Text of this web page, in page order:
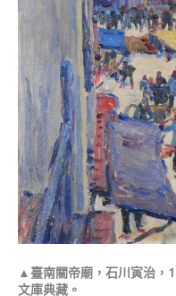
▲臺南關帝廟，石川寅治，
文庫典藏。